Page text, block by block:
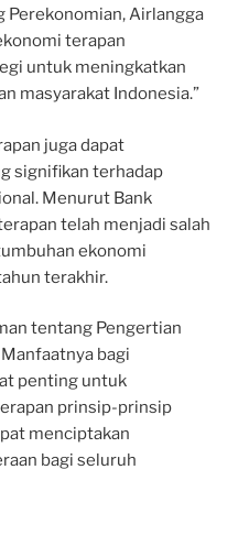
Airlangga
terapan
untuk meningkatkan
masyarakat Indonesia.”
juga dapat
signifikan terhadap
Menurut Bank
telah menjadi salah
ekonomi
terakhir.
tentang Pengertian
bagi
penting untuk
prinsip-prinsip
menciptakan
bagi seluruh